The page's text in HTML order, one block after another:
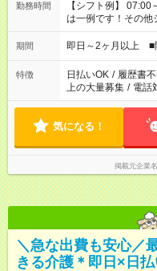
勤務時間
【シフト例】 07:00
は一例です！その他
期間 即日～2ヶ月以上 ■
特徴 日払いOK / 履歴書
上の大量募集 / 電話
気になる！
掲載元企業名
＼急な出費も安心／
きる介護＊即日×日